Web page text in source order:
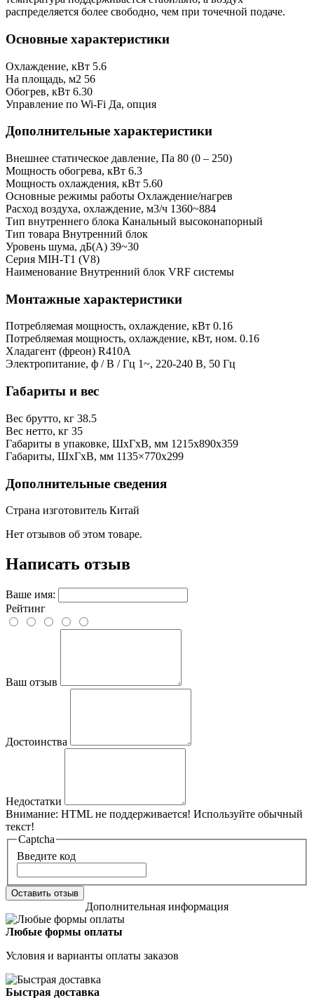
распределяется более свободно, чем при точечной подаче.
Основные характеристики
Охлаждение, кВт 5.6
На площадь, м2 56
Обогрев, кВт 6.30
Управление по Wi-Fi Да, опция
Дополнительные характеристики
Внешнее статическое давление, Па 80 (0 – 250)
Мощность обогрева, кВт 6.3
Мощность охлаждения, кВт 5.60
Основные режимы работы Охлаждение/нагрев
Расход воздуха, охлаждение, м3/ч 1360~884
Тип внутреннего блока Канальный высоконапорный
Тип товара Внутренний блок
Уровень шума, дБ(А) 39~30
Серия MIH-T1 (V8)
Наименование Внутренний блок VRF системы
Монтажные характеристики
Потребляемая мощность, охлаждение, кВт 0.16
Потребляемая мощность, охлаждение, кВт, ном. 0.16
Хладагент (фреон) R410A
Электропитание, ф / В / Гц 1~, 220-240 В, 50 Гц
Габариты и вес
Вес брутто, кг 38.5
Вес нетто, кг 35
Габариты в упаковке, ШхГхВ, мм 1215x890x359
Габариты, ШхГхВ, мм 1135×770х299
Дополнительные сведения
Страна изготовитель Китай
Нет отзывов об этом товаре.
Написать отзыв
Ваше имя:
Рейтинг
Ваш отзыв
Достоинства
Недостатки
Внимание: HTML не поддерживается! Используйте обычный
текст!
Captcha
Введите код
Оставить отзыв
Дополнительная информация
Любые формы оплаты
Условия и варианты оплаты заказов
Быстрая доставка